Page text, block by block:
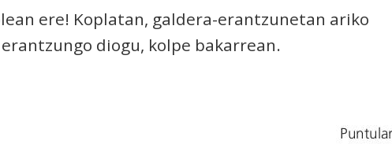
ere! Koplatan, galdera-erantzunetan ariko
diogu, kolpe bakarrean.